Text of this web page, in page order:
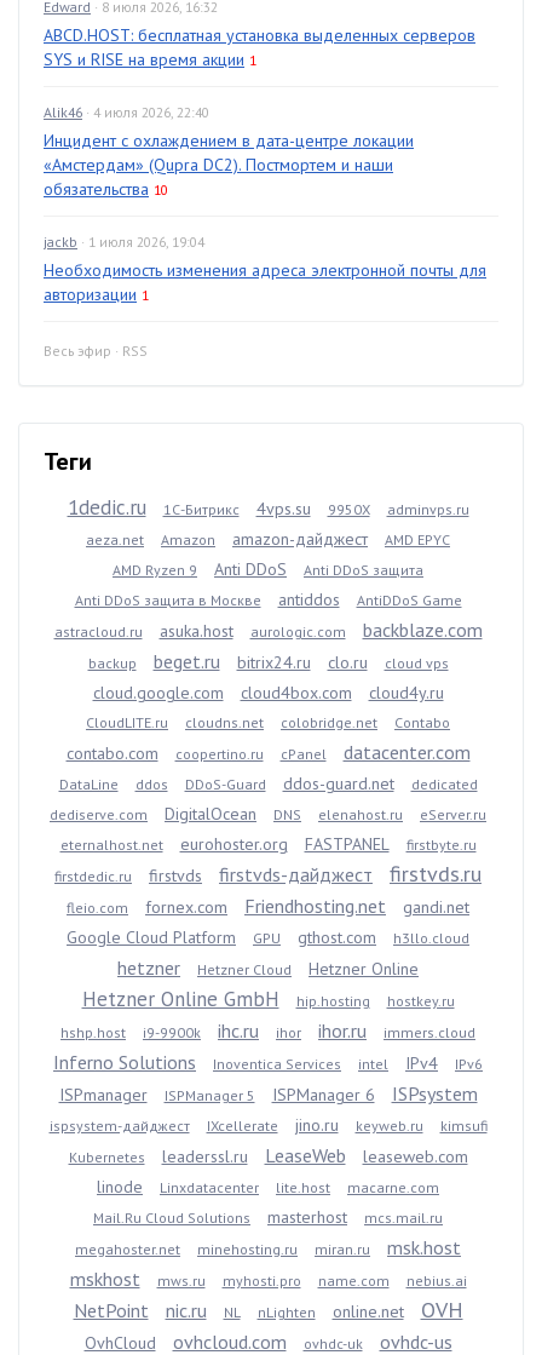
Edward · 8 июля 2026, 16:32
ABCD.HOST: бесплатная установка выделенных серверов
SYS и RISE на время акции 1
Alik46 · 4 июля 2026, 22:40
Инцидент с охлаждением в дата-центре локации
«Амстердам» (Qupra DC2). Постмортем и наши
обязательства 10
jackb · 1 июля 2026, 19:04
Необходимость изменения адреса электронной почты для
авторизации 1
Весь эфир · RSS
Теги
1dedic.ru 1С-Битрикс 4vps.su 9950X
adminvps.ru
aeza.net
Amazon amazon-дайджест
AMD EPYC
AMD Ryzen 9
Anti DDoS
Anti DDoS защита
Anti DDoS защита в Москве
antiddos
AntiDDoS Game
astracloud.ru
asuka.host aurologic.com backblaze.com
backup beget.ru bitrix24.ru clo.ru cloud vps
cloud.google.com cloud4box.com cloud4y.ru
CloudLITE.ru cloudns.net colobridge.net Contabo
contabo.com coopertino.ru cPanel datacenter.com
DataLine ddos DDoS-Guard ddos-guard.net
dedicated
dediserve.com
DigitalOcean DNS elenahost.ru
eServer.ru
eternalhost.net
eurohoster.org FASTPANEL
firstbyte.ru
firstdedic.ru
firstvds firstvds-дайджест firstvds.ru
fleio.com fornex.com Friendhosting.net
gandi.net
Google Cloud Platform
GPU gthost.com h3llo.cloud
hetzner Hetzner Cloud Hetzner Online
Hetzner Online GmbH hip.hosting
hostkey.ru
hshp.host
i9-9900k ihc.ru ihor ihor.ru immers.cloud
Inferno Solutions Inoventica Services intel IPv4 IPv6
ISPmanager ISPManager 5 ISPManager 6 ISPsystem
ispsystem-дайджест IXcellerate jino.ru keyweb.ru
kimsufi
Kubernetes
leaderssl.ru LeaseWeb
leaseweb.com
linode
Linxdatacenter lite.host
macarne.com
Mail.Ru Cloud Solutions
masterhost
mcs.mail.ru
megahoster.net
minehosting.ru miran.ru
msk.host
mskhost
mws.ru myhosti.pro name.com nebius.ai
NetPoint nic.ru NL nLighten online.net OVH
OvhCloud ovhcloud.com ovhdc-uk ovhdc-us